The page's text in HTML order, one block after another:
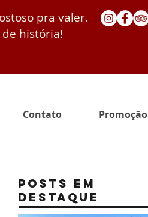
pra valer.
de história!
Contato Promoção
Posts Em
Destaque